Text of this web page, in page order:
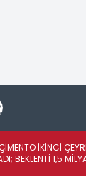
İKİNCİ
BEKLENTİ 1,5